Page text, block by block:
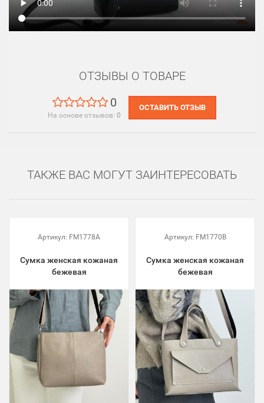
ОТЗЫВЫ О ТОВАРЕ
0
На основе отзывов: 0
ОСТАВИТЬ ОТЗЫВ
ТАКЖЕ ВАС МОГУТ ЗАИНТЕРЕСОВАТЬ
Артикул: FM1778A
Сумка женская кожаная
бежевая
Артикул: FM1770B
Сумка женская кожаная
бежевая